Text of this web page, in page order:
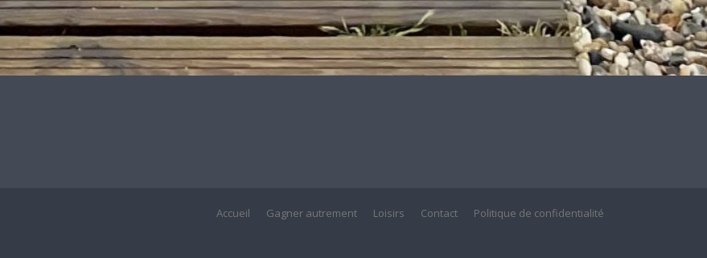
Accueil Gagner autrement Loisirs Contact Politique de confidentialité